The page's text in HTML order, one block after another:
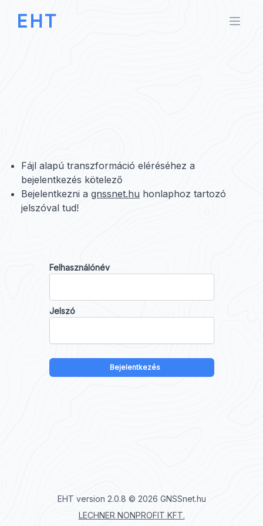
EHT Open
Fájl alapú transzformáció eléréséhez a
bejelentkezés kötelező
Bejelentkezni a gnssnet.hu honlaphoz tartozó
jelszóval tud!
Felhasználónév
Jelszó
Bejelentkezés
EHT version 2.0.8 © 2026 GNSSnet.hu
LECHNER NONPROFIT KFT.